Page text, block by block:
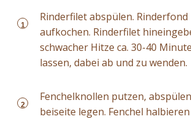
1
Rinderfilet abspülen.
aufkochen. Rinderfilet
schwacher Hitze ca. 30-40
lassen, dabei ab und zu wenden.
2
Fenchelknollen putzen,
beiseite legen. Fenchel